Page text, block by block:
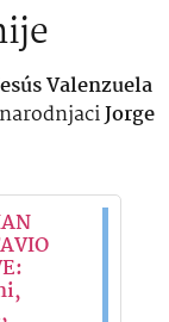
Valenzuela
Jorge